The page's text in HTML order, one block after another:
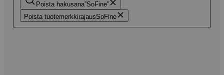
Poista hakusana SoFine
Poista tuotemerkkirajausSoFine